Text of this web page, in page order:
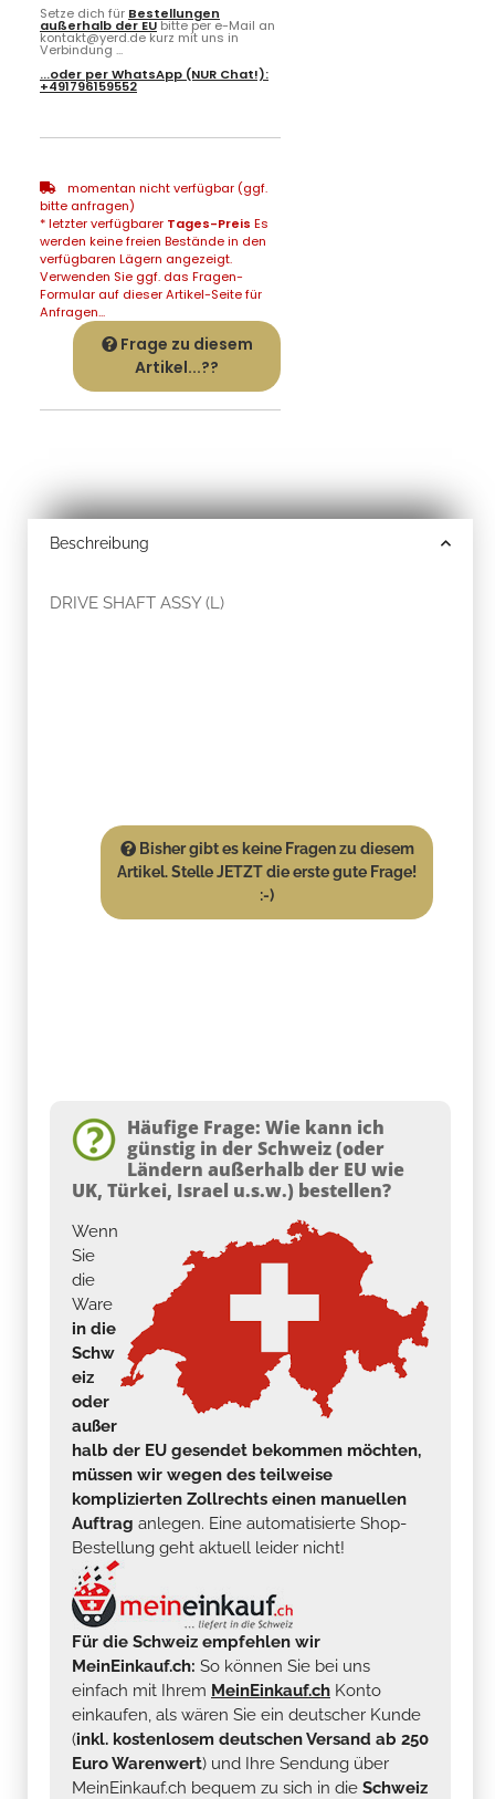
Setze dich für Bestellungen
außerhalb der EUbitte per e-Mail an
kontakt@yerd.de kurz mit uns in
Verbindung ...
...oder perWhatsApp (NUR Chat!):
+491796159552
momentan nicht verfügbar (ggf.
bitte anfragen)
* letzter verfügbarer Tages-Preis Es
werden keine freien Bestände in den
verfügbaren Lägern angezeigt.
Verwenden Sie ggf. das Fragen-
Formular auf dieser Artikel-Seite für
Anfragen...
Frage zu diesem
Artikel...??
Beschreibung
DRIVE SHAFT ASSY (L)
Bisher gibt es keine Fragen zu diesem
Artikel. Stelle JETZT die erste gute Frage!
:-)
Häufige Frage: Wie kann ich
günstig in der Schweiz (oder
Ländern außerhalb der EU wie
UK, Türkei, Israel u.s.w.) bestellen?
Wenn
Sie
die
Ware
in die
Schw
eiz
oder
außer
halb der EU gesendet bekommen möchten,
müssen wir wegen des teilweise
komplizierten Zollrechts einen manuellen
Auftrag anlegen. Eine automatisierte Shop-
Bestellung geht aktuell leider nicht!
Für die Schweiz empfehlen wir
MeinEinkauf.ch: So können Sie bei uns
einfach mit Ihrem MeinEinkauf.ch Konto
einkaufen, als wären Sie ein deutscher Kunde
(inkl. kostenlosem deutschen Versand ab 250
Euro Warenwert) und Ihre Sendung über
MeinEinkauf.ch bequem zu sich in die Schweiz